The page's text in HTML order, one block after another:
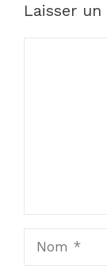
Laisser